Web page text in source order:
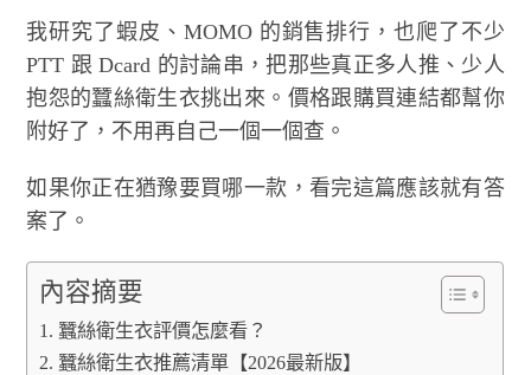
我研究了蝦皮、MOMO 的銷售排行，也爬了不少
PTT 跟 Dcard 的討論串，把那些真正多人推、少人
抱怨的蠶絲衛生衣挑出來。價格跟購買連結都幫你
附好了，不用再自己一個一個查。
如果你正在猶豫要買哪一款，看完這篇應該就有答
案了。
內容摘要
蠶絲衛生衣評價怎麼看？
蠶絲衛生衣推薦清單【2026最新版】